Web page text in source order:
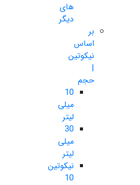
های
دیگر
بر
اساس
نیکوتین
|
حجم
10
میلی
لیتر
30
میلی
لیتر
نیکوتین
10